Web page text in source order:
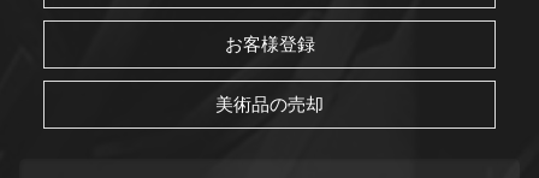
お客様登録
美術品の売却